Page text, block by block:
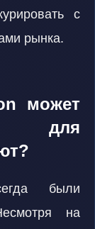
с
рынка.
может
для
были
на